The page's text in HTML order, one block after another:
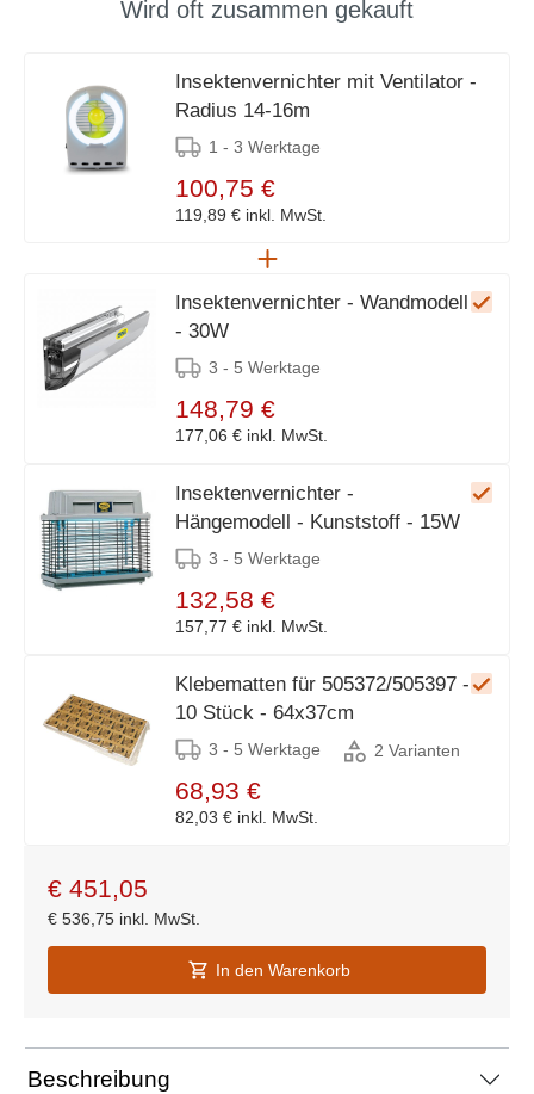
Wird oft zusammen gekauft
Insektenvernichter mit Ventilator -
Radius 14-16m
1 - 3 Werktage
100,75 €
119,89 € inkl. MwSt.
Insektenvernichter - Wandmodell
- 30W
3 - 5 Werktage
148,79 €
177,06 € inkl. MwSt.
Insektenvernichter -
Hängemodell - Kunststoff - 15W
3 - 5 Werktage
132,58 €
157,77 € inkl. MwSt.
Klebematten für 505372/505397 -
10 Stück - 64x37cm
3 - 5 Werktage 2 Varianten
68,93 €
82,03 € inkl. MwSt.
€ 451,05
€ 536,75 inkl. MwSt.
In den Warenkorb
Beschreibung